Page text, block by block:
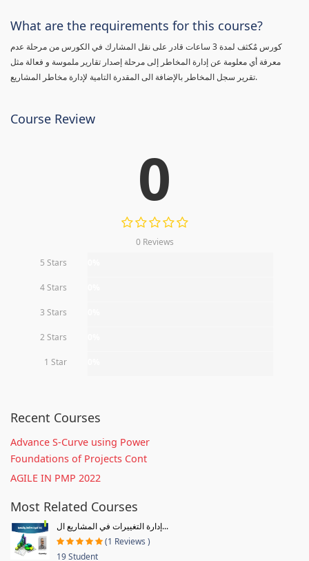
What are the requirements for this course?
كورس مٌكثف لمدة 3 ساعات قادر على نقل المشارك في الكورس من مرحلة عدم
معرفة أي معلومة عن إدارة المخاطر إلى مرحلة إصدار تقارير ملموسة و فعالة مثل
تقرير سجل المخاطر بالإضافة الى المقدرة التامية لإدارة مخاطر المشاريع.
Course Review
0
0 Reviews
5 Stars
4 Stars
3 Stars
2 Stars
1 Star
Recent Courses
Advance S-Curve using Power
Foundations of Projects Cont
AGILE IN PMP 2022
Most Related Courses
إدارة التغييرات في المشاريع ال...
(1 Reviews )
19 Student